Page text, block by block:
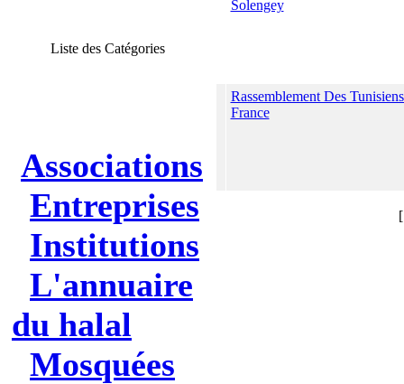
Liste des Catégories
Associations
Entreprises
Institutions
L'annuaire
du halal
Mosquées
Solengey
Rassemblement Des
France